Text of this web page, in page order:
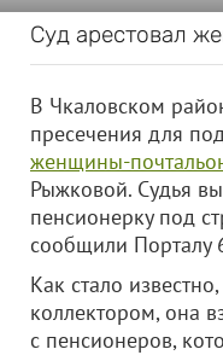
Суд арестовал
В Чкаловском
пресечения для
женщины-
Рыжковой. Судья
пенсионерку под
сообщили Порталу
Как стало
коллектором, она
с пенсионеров,